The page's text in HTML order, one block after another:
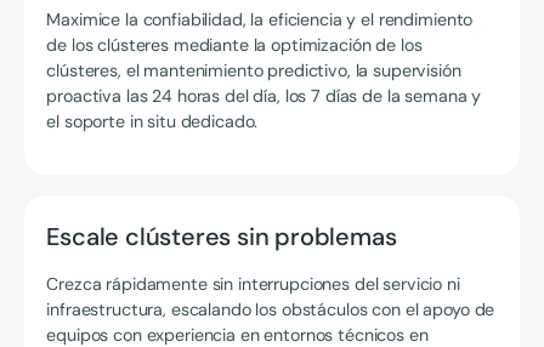
Maximice la confiabilidad, la eficiencia y el rendimiento
de los clústeres mediante la optimización de los
clústeres, el mantenimiento predictivo, la supervisión
proactiva las 24 horas del día, los 7 días de la semana y
el soporte in situ dedicado.
Escale clústeres sin problemas
Crezca rápidamente sin interrupciones del servicio ni
infraestructura, escalando los obstáculos con el apoyo de
equipos con experiencia en entornos técnicos en